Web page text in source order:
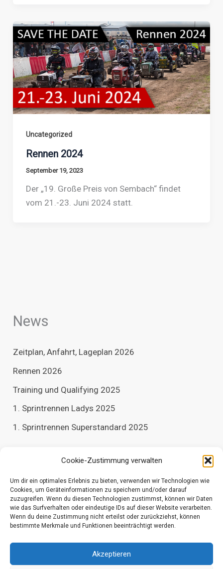
Cookie-Zustimmung verwalten
Um dir ein optimales Erlebnis zu bieten, verwenden wir Technologien wie
Cookies, um Geräteinformationen zu speichern und/oder darauf
zuzugreifen. Wenn du diesen Technologien zustimmst, können wir Daten
wie das Surfverhalten oder eindeutige IDs auf dieser Website verarbeiten.
Wenn du deine Zustimmung nicht erteilst oder zurückziehst, können
bestimmte Merkmale und Funktionen beeinträchtigt werden.
Akzeptieren
Uncategorized
Rennen 2024
September 19, 2023
Der „19. Große Preis von Sembach“ findet
vom 21.-23. Juni 2024 statt.
News
Zeitplan, Anfahrt, Lageplan 2026
Rennen 2026
Training und Qualifying 2025
1. Sprintrennen Ladys 2025
1. Sprintrennen Superstandard 2025
A
r
c
h
i
Copyright © 2026 Rasentrecker Neuhemsbach e. V.